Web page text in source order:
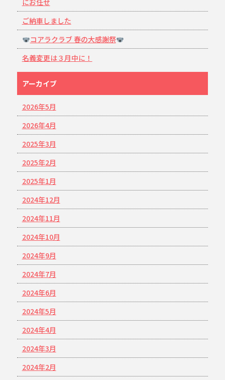
にお任せ
ご納車しました
コアラクラブ 春の大感謝祭
名義変更は３月中に！
アーカイブ
2026年5月
2026年4月
2025年3月
2025年2月
2025年1月
2024年12月
2024年11月
2024年10月
2024年9月
2024年7月
2024年6月
2024年5月
2024年4月
2024年3月
2024年2月